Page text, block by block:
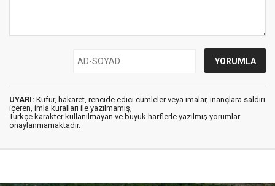
UYARI: Küfür, hakaret, rencide edici cümleler veya imalar, inançlara saldırı
içeren, imla kuralları ile yazılmamış,
Türkçe karakter kullanılmayan ve büyük harflerle yazılmış yorumlar
onaylanmamaktadır.